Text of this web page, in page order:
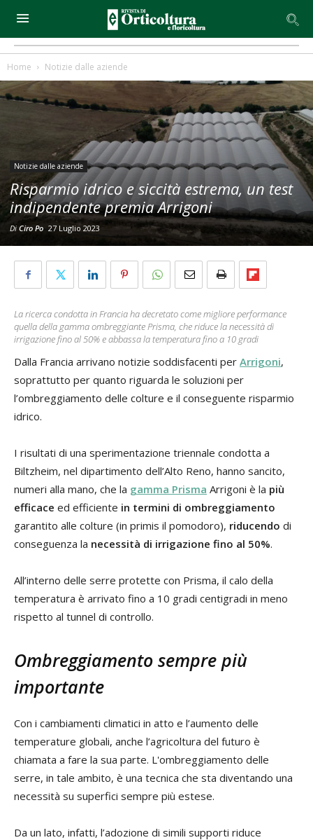
Home Notizie dalle aziende
Notizie dalle aziende
Risparmio idrico e siccità estrema, un test
indipendente premia Arrigoni
Di Ciro Po 27 Luglio 2023
La ricerca condotta in Francia ha decretato come migliore performance
quella della gamma ombreggiante Prisma, che riduce la necessità di
irrigazione fino al 50% e abbassa la temperatura fino a 10 gradi
Dalla Francia arrivano notizie soddisfacenti per Arrigoni,
soprattutto per quanto riguarda le soluzioni per
l’ombreggiamento delle colture e il conseguente risparmio
idrico.
I risultati di una sperimentazione triennale condotta a
Biltzheim, nel dipartimento dell’Alto Reno, hanno sancito,
numeri alla mano, che la gamma Prisma Arrigoni è la più
efficace ed efficiente in termini di ombreggiamento
garantito alle colture (in primis il pomodoro), riducendo di
conseguenza la necessità di irrigazione fino al 50%.
All’interno delle serre protette con Prisma, il calo della
temperatura è arrivato fino a 10 gradi centigradi in meno
rispetto al tunnel di controllo.
Ombreggiamento sempre più
importante
Con i cambiamenti climatici in atto e l’aumento delle
temperature globali, anche l’agricoltura del futuro è
chiamata a fare la sua parte. L'ombreggiamento delle
serre, in tale ambito, è una tecnica che sta diventando una
necessità su superfici sempre più estese.
Da un lato, infatti, l’adozione di simili supporti riduce